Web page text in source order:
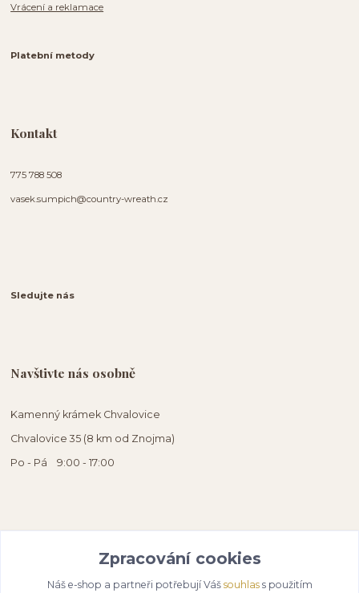
Vrácení a reklamace
Platební metody
Kontakt
775 788 508
vasek.sumpich@country-wreath.cz
Sledujte nás
Navštivte nás osobně
Kamenný krámek Chvalovice
Chvalovice 35 (8 km od Znojma)
Po - Pá 9:00 - 17:00
Zpracování cookies
Náš e-shop a partneři potřebují Váš souhlass použitím